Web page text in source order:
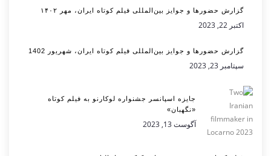
گزارش حضورها و جوایز بین‌المللی فیلم کوتاه ایران، مهر ۱۴۰۲
اکتبر 22, 2023
گزارش حضورها و جوایز بین‌المللی فیلم کوتاه ایران، شهریور 1402
سپتامبر 23, 2023
جایزه اسپانسر جشنواره لوکارنو به فیلم کوتاه
«نگهبان»
آگوست 13, 2023